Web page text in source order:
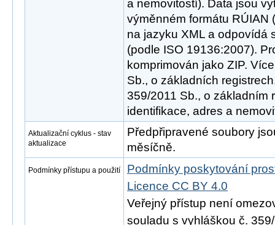
a nemovitostí). Data jsou
výměnném formátu RÚIAN
na jazyku XML a odpovídá
(podle ISO 19136:2007).
komprimován jako ZIP.
Sb., o základních
359/2011 Sb., o základním
identifikace, adres a
Aktualizační cyklus - stav
aktualizace
Předpřipravené soubory
měsíčně.
Podmínky přístupu a použití
Podmínky poskytování
Licence CC BY 4.0
Veřejný přístup není
souladu s vyhláškou č.